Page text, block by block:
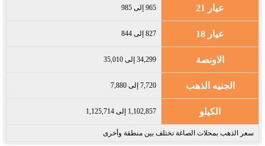
عيار 21 965 إلى 985
عيار 18 827 إلى 844
الاونصة 34,299 إلى 35,010
الجنيه الذهب 7,720 إلى 7,880
الكيلو 1,102,857 إلى 1,125,714
سعر الذهب بمحلات الصاغة تختلف بين منطقة وأخرى